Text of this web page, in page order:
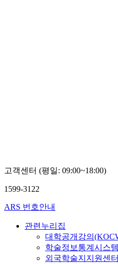
고객센터 (평일: 09:00~18:00)
1599-3122
ARS 번호안내
관련누리집
대학공개강의
학술정보통계시스
외국학술지지원센